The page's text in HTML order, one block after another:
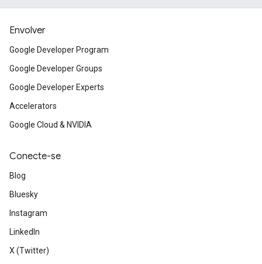
Envolver
Google Developer Program
Google Developer Groups
Google Developer Experts
Accelerators
Google Cloud & NVIDIA
Conecte-se
Blog
Bluesky
Instagram
LinkedIn
X (Twitter)